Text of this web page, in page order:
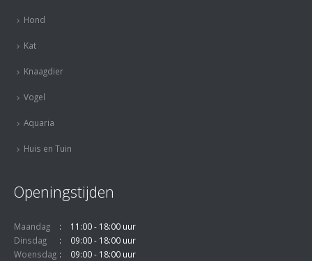
Hond
Kat
Knaagdier
Vogel
Aquaria
Huis en Tuin
Openingstijden
Maandag
11:00 - 18:00 uur
Dinsdag
09:00 - 18:00 uur
Woensdag
09:00 - 18:00 uur